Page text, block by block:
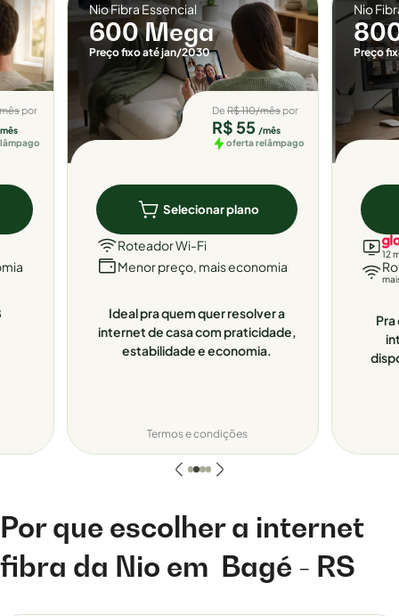
por
Nio Fibra Essencial
600 Mega
Preço fixo até jan/2030
De R$ 110/mês por
R$ 55 /mês
oferta relâmpago
Selecionar plano
Roteador Wi-Fi
Menor preço, mais economia
Ideal pra quem quer resolver a
internet de casa com praticidade,
estabilidade e economia.
Termos e condições
Nio
Preço
12
Por que escolher a internet
fibra da Nio em Bagé - RS